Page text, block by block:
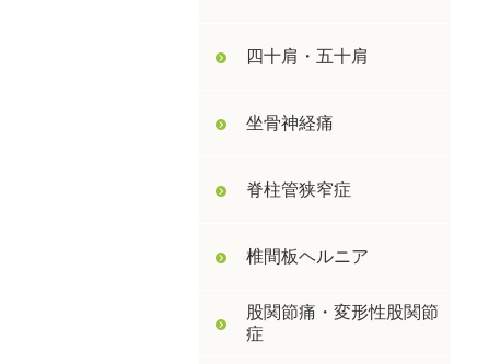
四十肩・五十肩
坐骨神経痛
脊柱管狭窄症
椎間板ヘルニア
股関節痛・変形性股関節
症